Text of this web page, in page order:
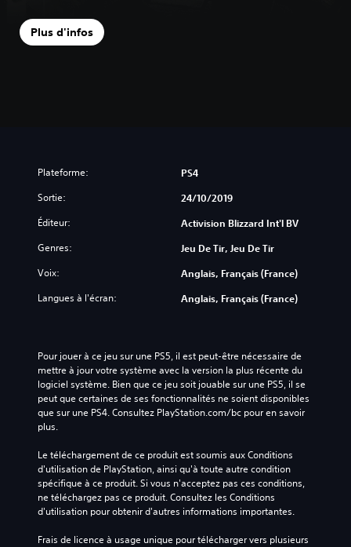
Plus d'infos
Plateforme: PS4
Sortie: 24/10/2019
Éditeur: Activision Blizzard Int'l BV
Genres: Jeu De Tir, Jeu De Tir
Voix: Anglais, Français (France)
Langues à l'écran: Anglais, Français (France)
Pour jouer à ce jeu sur une PS5, il est peut-être nécessaire de
mettre à jour votre système avec la version la plus récente du
logiciel système. Bien que ce jeu soit jouable sur une PS5, il se
peut que certaines de ses fonctionnalités ne soient disponibles
que sur une PS4. Consultez PlayStation.com/bc pour en savoir
plus.
Le téléchargement de ce produit est soumis aux Conditions
d'utilisation de PlayStation, ainsi qu'à toute autre condition
spécifique à ce produit. Si vous n'acceptez pas ces conditions,
ne téléchargez pas ce produit. Consultez les Conditions
d'utilisation pour obtenir d'autres informations importantes.
Frais de licence à usage unique pour télécharger vers plusieurs